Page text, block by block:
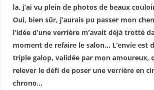
la, j’ai vu plein de photos de beaux
Oui, bien sûr, j’aurais pu passer mon
l’idée d’une verrière m’avait déjà trotté
moment de refaire le salon… L’envie est
triple galop, validée par mon amoureux,
relever le défi de poser une verrière en
chrono…